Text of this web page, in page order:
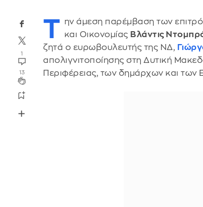
1
13
Τ ην άμεση παρέμβαση των
και Οικονομίας Βλάντις
ζητά ο ευρωβουλευτής της ΝΔ,
απολιγνιτοποίησης στη Δυτική
Περιφέρειας, των δημάρχων και των